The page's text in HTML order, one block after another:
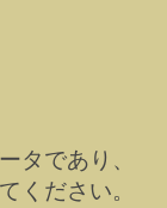
タであり、
ください。